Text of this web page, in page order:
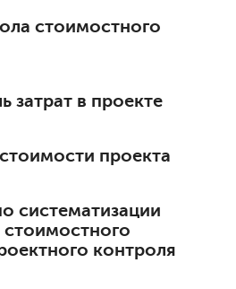
стоимостного
затрат в проекте
проекта
систематизации
стоимостного
контроля